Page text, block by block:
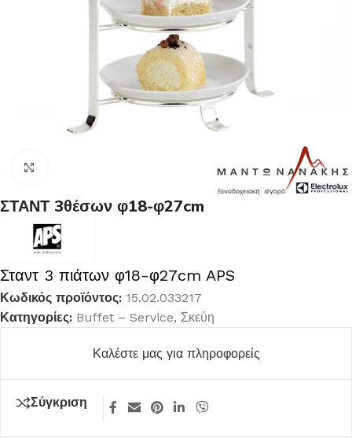
ΣΤΑΝΤ 3θέσων φ18-φ27cm
Σταντ 3 πιάτων φ18-φ27cm APS
Κωδικός προϊόντος: 15.02.033217
Κατηγορίες: Buffet – Service, Σκεύη
Καλέστε μας για πληροφορείς
Σύγκριση